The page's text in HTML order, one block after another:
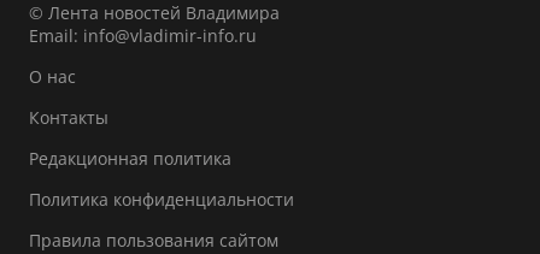
© Лента новостей Владимира
Email: info@vladimir-info.ru
О нас
Контакты
Редакционная политика
Политика конфиденциальности
Правила пользования сайтом